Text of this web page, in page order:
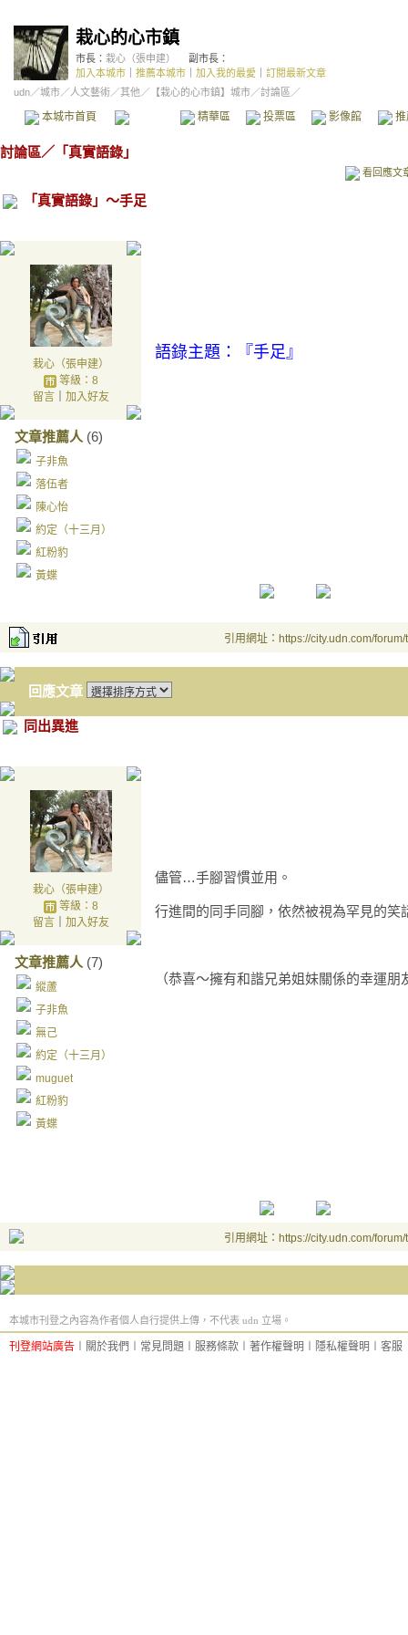
栽心的心市鎮
市長： 栽心（張申建）
副市長：
加入本城市
推薦本城市 加入我的最愛
訂閱最新文章
udn／城市／人文藝術／其他 ／ 【栽心的心市鎮】城市／討論區／
本城市首頁 精華區 投票區 影像館
討論區／ 「真實語錄」
看回應文
「真實語錄」～手足
栽心（張申建）
等級：8
留言｜ 加入好友
文章推薦人 (6)
子非魚
落伍者
陳心怡
約定（十三月）
紅粉豹
黃蝶
語錄主題：『手足』
引用網址：https://city.udn.com/
回應文章
同出異進
栽心（張申建）
等級：8
留言｜ 加入好友
文章推薦人 (7)
縱蘆
子非魚
無己
約定（十三月）
muguet
紅粉豹
黃蝶
儘管…手腳習慣並用。
行進間的同手同腳，依然被視為罕見的笑
（恭喜～擁有和諧兄弟姐妹關係的幸運朋
引用網址：https://city.udn.com/
本城市刊登之內容為作者個人自行提供上傳，不代表 udn 立場。
刊登網站廣告 關於我們 常見問題 服務條款 著作權聲明 隱私權聲明 客服